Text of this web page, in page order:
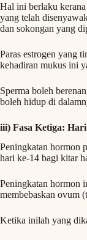
Hal ini berlaku
yang telah
dan sokongan yang
Paras estrogen yang
kehadiran mukus ini
Sperma boleh
boleh hidup di
iii) Fasa Ketiga:
Peningkatan hormon
hari ke-14 bagi kitar
Peningkatan hormon
membebaskan ovum
Ketika inilah yang